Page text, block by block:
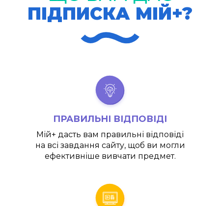
ПІДПИСКА МІЙ+?
ПРАВИЛЬНІ ВІДПОВІДІ
Мій+ дасть вам правильні відповіді
на всі завдання сайту, щоб ви могли
ефективніше вивчати предмет.